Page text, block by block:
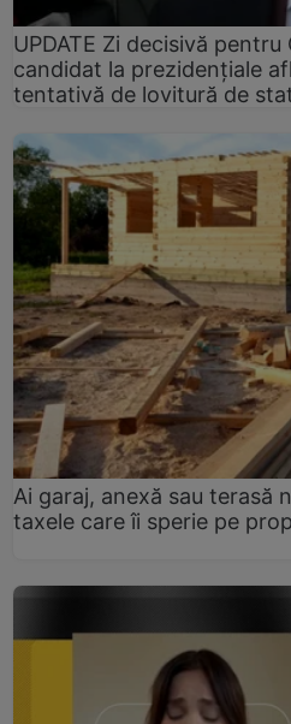
UPDATE Zi decisivă
candidat la prezidențiale
tentativă de lovitură de
Ai garaj, anexă sau terasă
taxele care îi sperie pe